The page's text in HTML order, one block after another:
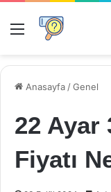
Menü
Anasayfa /Genel
22 Ayar
Fiyatı